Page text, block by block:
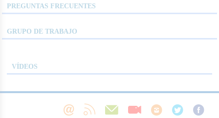
PREGUNTAS FRECUENTES
GRUPO DE TRABAJO
VÍDEOS